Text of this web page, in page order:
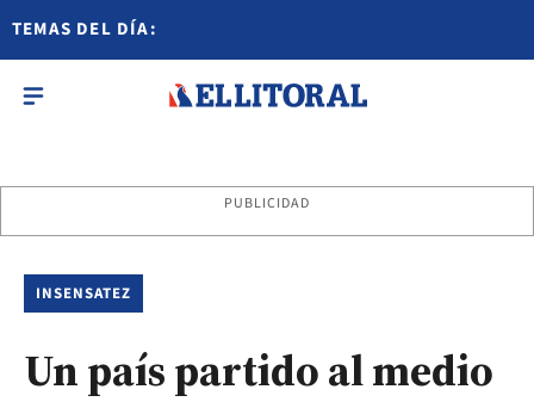
TEMAS DEL DÍA:
PUBLICIDAD
INSENSATEZ
Un país partido al medio